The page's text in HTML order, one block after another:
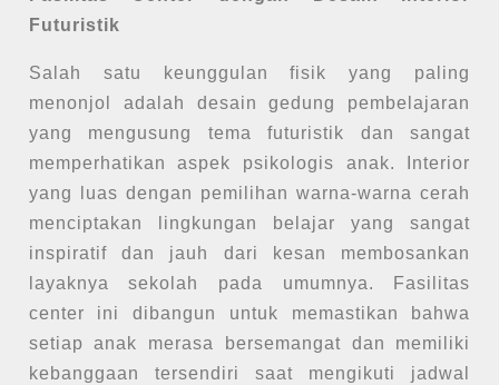
Futuristik
Salah satu keunggulan fisik yang paling
menonjol adalah desain gedung pembelajaran
yang mengusung tema futuristik dan sangat
memperhatikan aspek psikologis anak. Interior
yang luas dengan pemilihan warna-warna cerah
menciptakan lingkungan belajar yang sangat
inspiratif dan jauh dari kesan membosankan
layaknya sekolah pada umumnya. Fasilitas
center ini dibangun untuk memastikan bahwa
setiap anak merasa bersemangat dan memiliki
kebanggaan tersendiri saat mengikuti jadwal